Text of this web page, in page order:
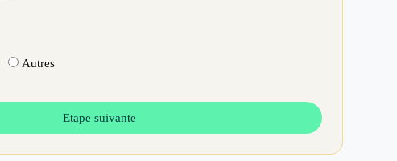
Autres
Etape suivante